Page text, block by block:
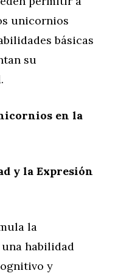
unicornios
básicas
su
en la
y la Expresión
la
habilidad
y